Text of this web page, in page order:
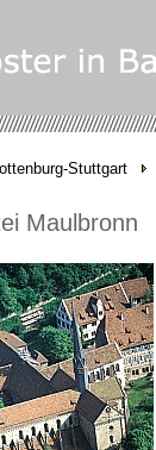
Stuttgart
Maulbronn